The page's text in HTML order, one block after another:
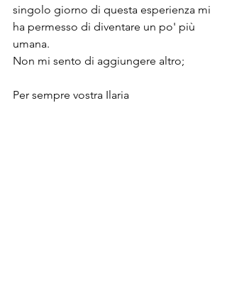
singolo giorno di questa esperienza mi
ha permesso di diventare un po' più
umana.
Non mi sento di aggiungere altro;
Per sempre vostra Ilaria